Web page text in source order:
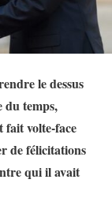
le dessus
du temps,
fait volte-face
de félicitations
qui il avait